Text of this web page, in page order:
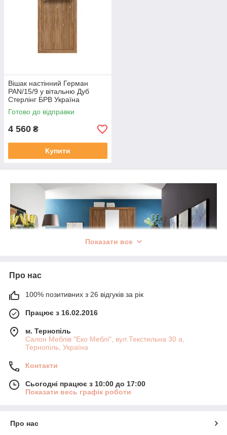
Вішак настінний Герман
PAN/15/9 у вітальню Дуб
Стерлінг БРВ Україна
Готово до відправки
4 560 ₴
Купити
Показати все
Про нас
100% позитивних з 26 відгуків за рік
Працює з 16.02.2016
м. Тернопіль
Салон Меблів "Еко Меблі", вул.Текстильна 30 а,
Тернопіль, Україна
Контакти
Сьогодні працює з 10:00 до 17:00
Показати весь графік роботи
Про нас